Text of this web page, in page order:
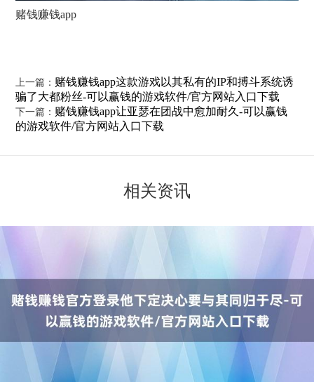
赌钱赚钱app
上一篇： 赌钱赚钱app这款游戏以其私有的IP和搏斗系统诱
骗了大都粉丝-可以赢钱的游戏软件/官方网站入口下载
下一篇： 赌钱赚钱app让亚瑟在团战中愈加耐久-可以赢钱
的游戏软件/官方网站入口下载
相关资讯